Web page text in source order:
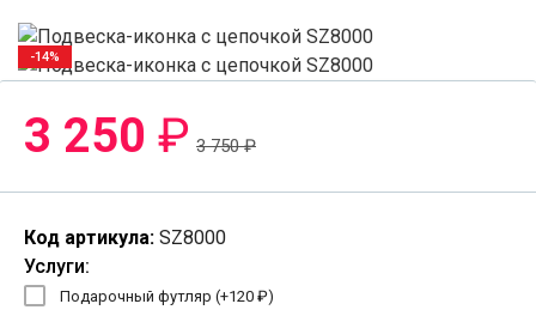
-14%
3 250 ₽ 3 750₽
Код артикула: SZ8000
Услуги:
Подарочный футляр (+120 ₽)